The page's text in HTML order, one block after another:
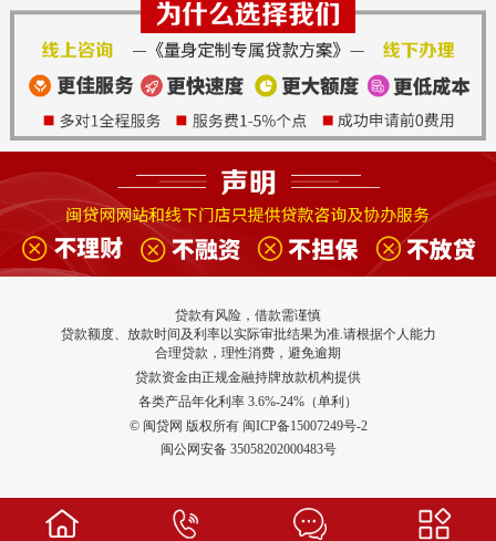
贷款有风险，借款需谨慎
贷款额度、放款时间及利率以实际审批结果为准.请根据个人能力
合理贷款，理性消费，避免逾期
贷款资金由正规金融持牌放款机构提供
各类产品年化利率 3.6%-24%（单利）
© 闽贷网 版权所有 闽ICP备15007249号-2
闽公网安备 35058202000483号